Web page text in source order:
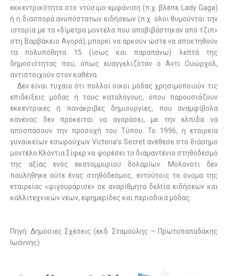
εκκεντρικότητα στο ντύσιμο-εμφάνιση (π.χ. βλέπε Lady Gaga)
ή η διασπορά ανυπόστατων ειδήσεων (π.χ. όλοι θυμούνται την
ιστορία με τα «δίμετρα μοντέλα που αποβιβάστηκαν από τζιπ»
στη Βαρβάκειο Αγορά), μπορεί να αρκούν ώστε να αποκτηθούν
τα πολυπόθητα 15 (ίσως και παραπάνω) λεπτά της
δημοσιότητας που, όπως ευαγγελιζόταν ο Αντι Ουώρχολ,
αντιστοιχούν στον καθένα.
Δεν είναι τυχαίο ότι πολλοί οίκοι μόδας χρησιμοποιούν τις
επιδείξεις μόδας ή τους καταλόγους, όπου παρουσιάζουν
εκκεντρικές ή πανάκριβες δημιουργίες, που αναμφίβολα
κανένας δεν πρόκειται να αγοράσει, με την ελπίδα να
αποσπάσουν την προσοχή του Τύπου. Το 1996, η εταιρεία
γυναικείων εσωρούχων Victoria’s Secret ανέθεσε στο διάσημο
μοντέλο Κλόντια Σίφερ να φορέσει το διαμαντένιο στηθόδεσμό
της αξίας ενός εκατομμυρίου δολαρίων. Μολονότι δεν
πουλήθηκε ούτε ένας στηθόδεσμος, εντούτοις το όνομα της
εταιρείας «φιγουράρισε» σε αναρίθμητα δελτία ειδήσεων και
καλλιτεχνικών νέων, εφημερίδες και περιοδικά μόδας.
Πηγή: Δημόσιες Σχέσεις (εκδ. Σταμούλης – Πρωτοπαπαδάκης
Ιωάννης)